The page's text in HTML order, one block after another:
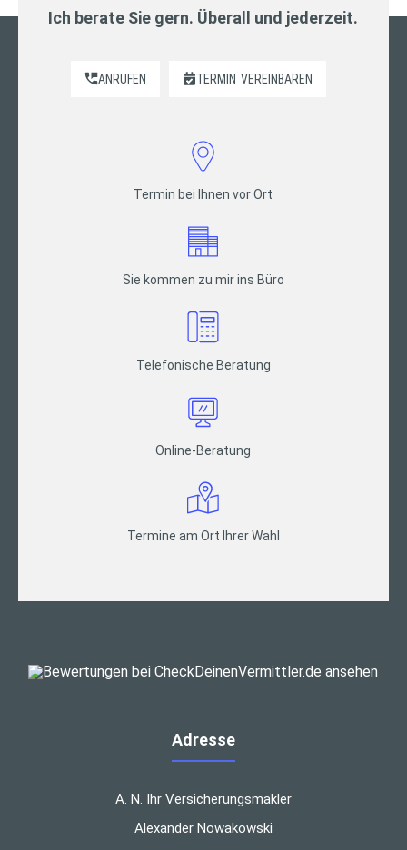
Ich berate Sie gern. Überall und jederzeit.
ANRUFEN TERMIN VEREINBAREN
Termin bei Ihnen vor Ort
Sie kommen zu mir ins Büro
Telefonische Beratung
Online-Beratung
Termine am Ort Ihrer Wahl
Adresse
A. N. Ihr Versicherungsmakler
Alexander Nowakowski